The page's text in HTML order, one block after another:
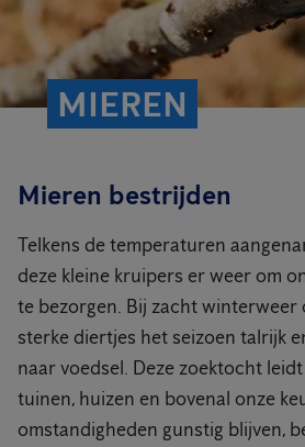
MIEREN
Mieren bestrijden
Telkens de temperaturen
deze kleine kruipers er weer om
te bezorgen. Bij zacht winterweer
sterke diertjes het seizoen talrijk
naar voedsel. Deze zoektocht
tuinen, huizen en bovenal onze
omstandigheden gunstig blijven,